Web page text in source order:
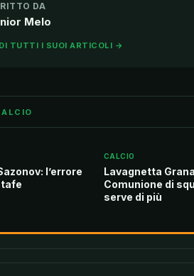
DA
Melo
TUTTI I SUOI ARTICOLI →
l’errore
CALCIO
Lavagnetta
Comunione di
serve di più